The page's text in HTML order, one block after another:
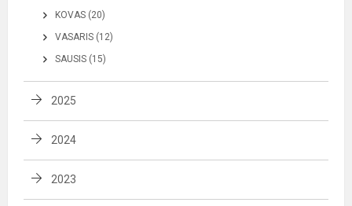
KOVAS (20)
VASARIS (12)
SAUSIS (15)
2025
2024
2023